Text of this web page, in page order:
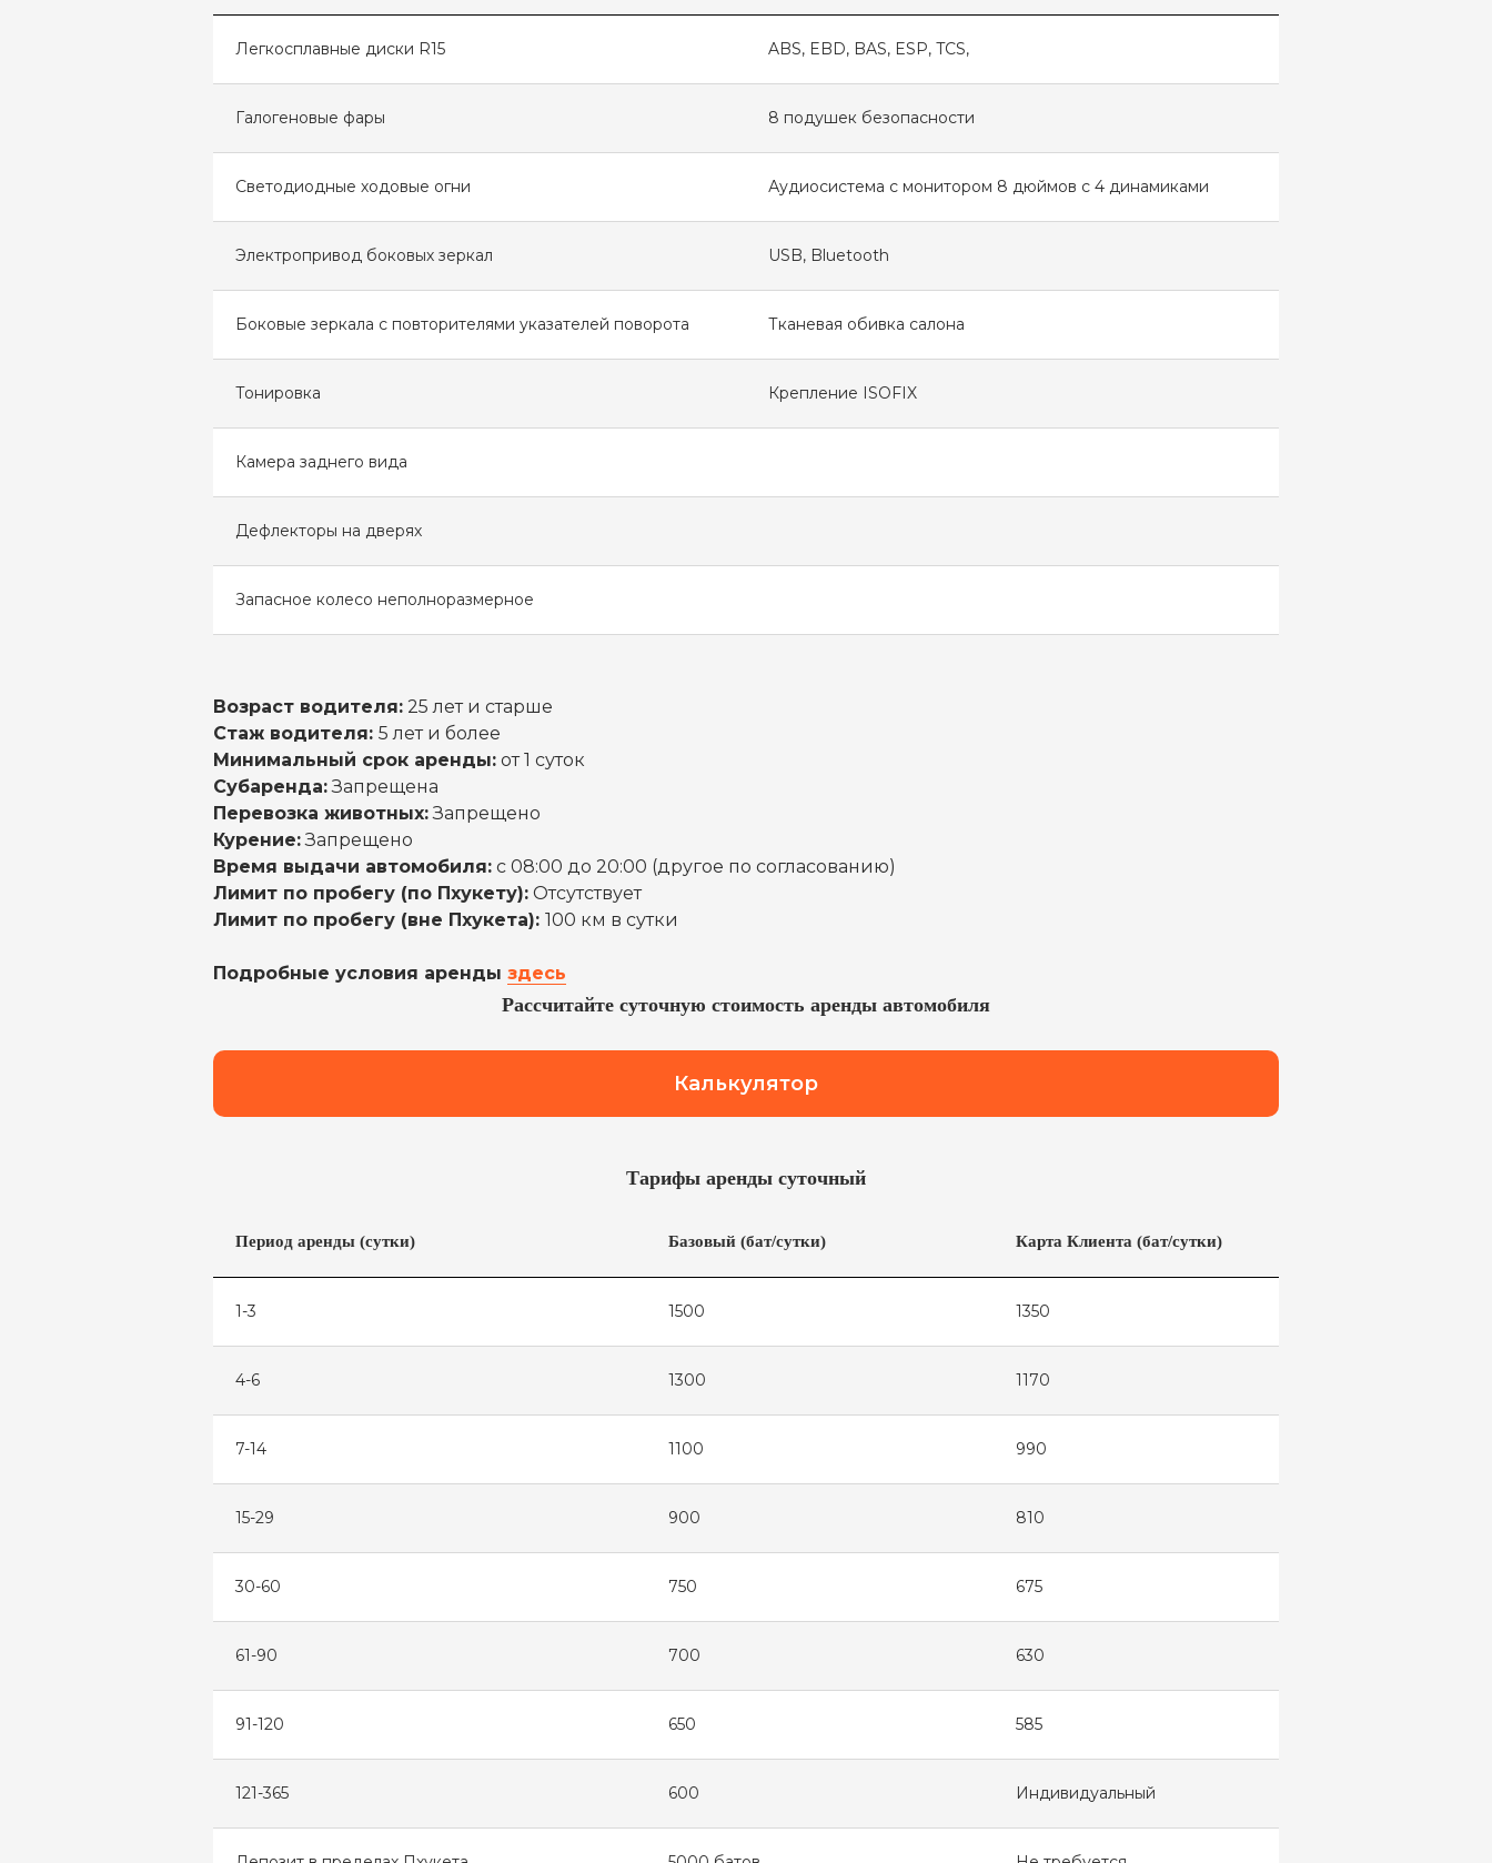
Легкосплавные диски R15 ABS, EBD, BAS, ESP, TCS,
Галогеновые фары 8 подушек безопасности
Светодиодные ходовые огни Аудиосистема с монитором 8 дюймов с 4 динамиками
Электропривод боковых зеркал USB, Bluetooth
Боковые зеркала с повторителями указателей поворота Тканевая обивка салона
Тонировка Крепление ISOFIX
Камера заднего вида
Дефлекторы на дверях
Запасное колесо неполноразмерное
Возраст водителя: 25 лет и старше
Стаж водителя: 5 лет и более
Минимальный срок аренды: от 1 суток
Субаренда:Запрещена
Перевозка животных:Запрещено
Курение:Запрещено
Время выдачи автомобиля: с 08:00 до 20:00 (другое по согласованию)
Лимит по пробегу (по Пхукету): Отсутствует
Лимит по пробегу (вне Пхукета): 100 км в сутки
Подробные условия аренды здесь
Рассчитайте суточную стоимость аренды автомобиля
Калькулятор
Тарифы аренды суточный
Период аренды (сутки) Базовый (бат/сутки) Карта Клиента (бат/сутки)
1-3 1500 1350
4-6 1300 1170
7-14 1100 990
15-29 900 810
30-60 750 675
61-90 700 630
91-120 650 585
121-365 600 Индивидуальный